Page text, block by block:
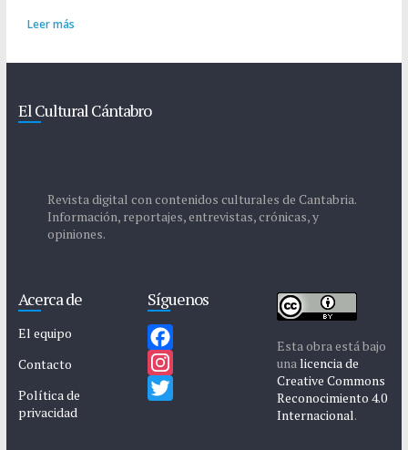
Leer más
El Cultural Cántabro
Revista digital con contenidos culturales de Cantabria.
Información, reportajes, entrevistas, crónicas, y
opiniones.
Acerca de
El equipo
Contacto
Política de
privacidad
Síguenos
F
a
I
Esta obra está bajo
unalicencia de
Creative Commons
Reconocimiento 4.0
Internacional.